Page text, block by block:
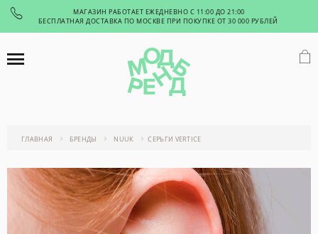
МАГАЗИН РАБОТАЕТ ЕЖЕДНЕВНО С 11:00 ДО 21:00
БЕСПЛАТНАЯ ДОСТАВКА ПО МОСКВЕ ПРИ ПОКУПКЕ ОТ 30 000 РУБЛЕЙ
ГЛАВНАЯ БРЕНДЫ NUUK СЕРЬГИ VERTICE